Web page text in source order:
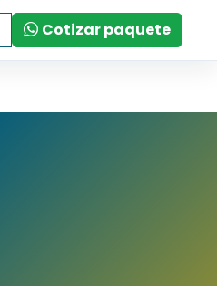
Cotizar paquete